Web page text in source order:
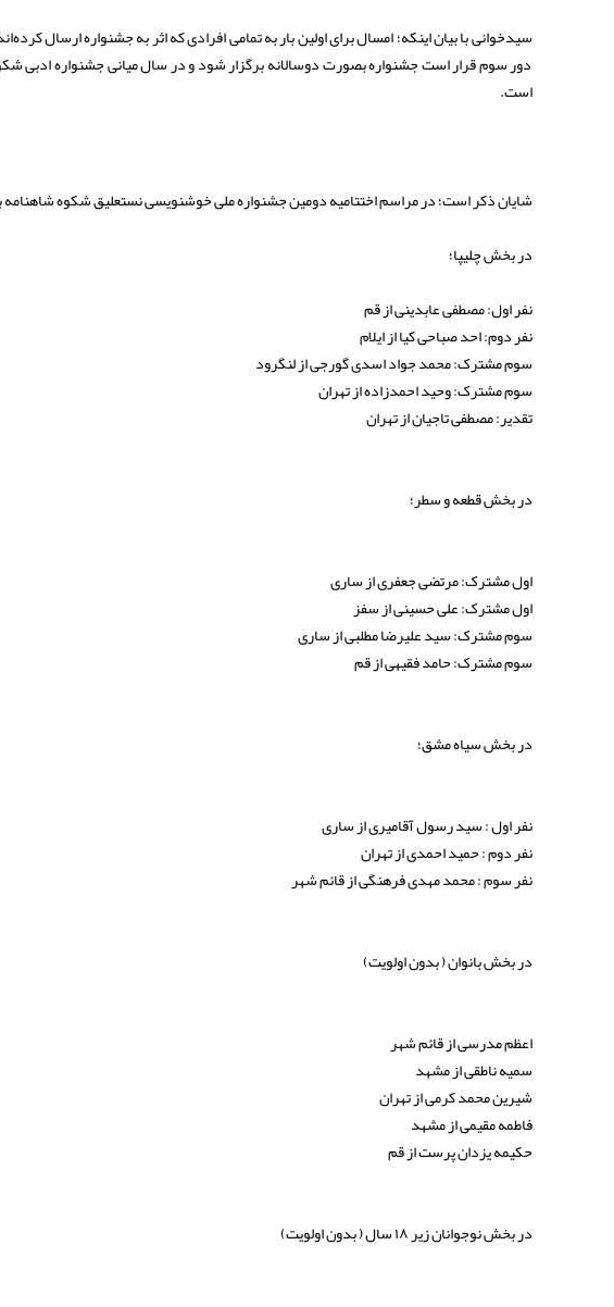
سیدخوانی با بیان اینکه؛ امسال برای اولین بار به تمامی افرادی که اثر به جشنواره ارسال
دور سوم قرار است جشنواره بصورت دوسالانه برگزار شود و در سال میانی جشنواره ادبی
است.
شایان ذکر است؛ در مراسم اختتامیه دومین جشنواره ملی خوشنویسی نستعلیق شکوه شاهنامه
در بخش چلیپا؛
نفر اول: مصطفی عابدینی از قم
نفر دوم: احد صباحی کیا از ایلام
سوم مشترک: محمد جواد اسدی گورجی از لنگرود
سوم مشترک: وحید احمدزاده از تهران
تقدیر: مصطفی تاجیان از تهران
در بخش قطعه و سطر؛
اول مشترک: مرتضی جعفری از ساری
اول مشترک: علی حسینی از سفز
سوم مشترک: سید علیرضا مطلبی از ساری
سوم مشترک: حامد فقیهی از قم
در بخش سیاه مشق؛
نفر اول : سید رسول آقامیری از ساری
نفر دوم : حمید احمدی از تهران
نفر سوم : محمد مهدی فرهنگی از قائم شهر
در بخش بانوان ( بدون اولویت)
اعظم مدرسی از قائم شهر
سمیه ناطقی از مشهد
شیرین محمد کرمی از تهران
فاطمه مقیمی از مشهد
حکیمه یزدان پرست از قم
در بخش نوجوانان زیر ۱۸ سال ( بدون اولویت)